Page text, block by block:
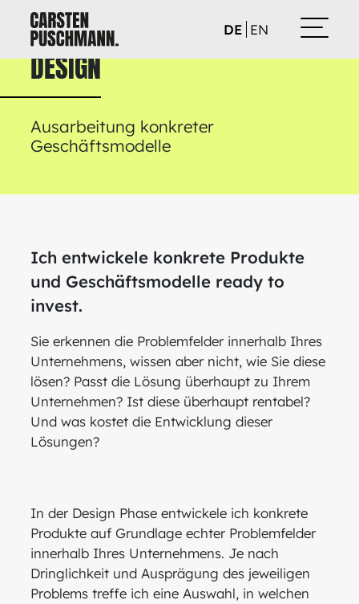
DESIGN
Ausarbeitung konkreter
Geschäftsmodelle
DE EN
Ich entwickele konkrete Produkte
und Geschäftsmodelle ready to
invest.
Sie erkennen die Problemfelder innerhalb Ihres
Unternehmens, wissen aber nicht, wie Sie diese
lösen? Passt die Lösung überhaupt zu Ihrem
Unternehmen? Ist diese überhaupt rentabel?
Und was kostet die Entwicklung dieser
Lösungen?
In der Design Phase entwickele ich konkrete
Produkte auf Grundlage echter Problemfelder
innerhalb Ihres Unternehmens. Je nach
Dringlichkeit und Ausprägung des jeweiligen
Problems treffe ich eine Auswahl, in welchen